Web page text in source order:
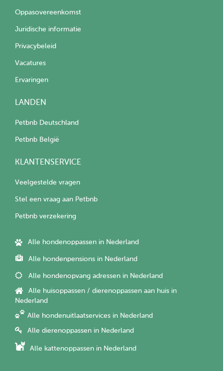
Oppasovereenkomst
Juridische informatie
Privacybeleid
Vacatures
Ervaringen
LANDEN
Petbnb Deutschland
Petbnb België
KLANTENSERVICE
Veelgestelde vragen
Stel een vraag aan Petbnb
Petbnb verzekering
Alle hondenoppassen in Nederland
Alle hondenpensions in Nederland
Alle hondenopvang adressen in Nederland
Alle huisoppassen / dierenoppassen aan huis in
Nederland
Alle hondenuitlaatservices in Nederland
Alle dierenoppassen in Nederland
Alle kattenoppassen in Nederland